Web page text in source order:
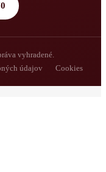
vyhradené.
údajov Cookies